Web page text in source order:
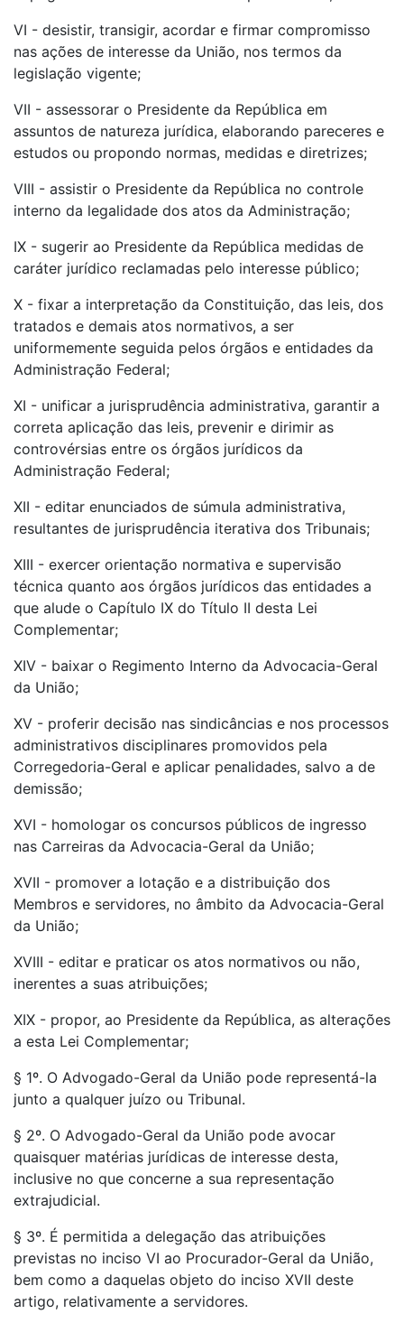
VI - desistir, transigir, acordar e firmar compromisso
nas ações de interesse da União, nos termos da
legislação vigente;
VII - assessorar o Presidente da República em
assuntos de natureza jurídica, elaborando pareceres e
estudos ou propondo normas, medidas e diretrizes;
VIII - assistir o Presidente da República no controle
interno da legalidade dos atos da Administração;
IX - sugerir ao Presidente da República medidas de
caráter jurídico reclamadas pelo interesse público;
X - fixar a interpretação da Constituição, das leis, dos
tratados e demais atos normativos, a ser
uniformemente seguida pelos órgãos e entidades da
Administração Federal;
XI - unificar a jurisprudência administrativa, garantir a
correta aplicação das leis, prevenir e dirimir as
controvérsias entre os órgãos jurídicos da
Administração Federal;
XII - editar enunciados de súmula administrativa,
resultantes de jurisprudência iterativa dos Tribunais;
XIII - exercer orientação normativa e supervisão
técnica quanto aos órgãos jurídicos das entidades a
que alude o Capítulo IX do Título II desta Lei
Complementar;
XIV - baixar o Regimento Interno da Advocacia-Geral
da União;
XV - proferir decisão nas sindicâncias e nos processos
administrativos disciplinares promovidos pela
Corregedoria-Geral e aplicar penalidades, salvo a de
demissão;
XVI - homologar os concursos públicos de ingresso
nas Carreiras da Advocacia-Geral da União;
XVII - promover a lotação e a distribuição dos
Membros e servidores, no âmbito da Advocacia-Geral
da União;
XVIII - editar e praticar os atos normativos ou não,
inerentes a suas atribuições;
XIX - propor, ao Presidente da República, as alterações
a esta Lei Complementar;
§ 1º. O Advogado-Geral da União pode representá-la
junto a qualquer juízo ou Tribunal.
§ 2º. O Advogado-Geral da União pode avocar
quaisquer matérias jurídicas de interesse desta,
inclusive no que concerne a sua representação
extrajudicial.
§ 3º. É permitida a delegação das atribuições
previstas no inciso VI ao Procurador-Geral da União,
bem como a daquelas objeto do inciso XVII deste
artigo, relativamente a servidores.